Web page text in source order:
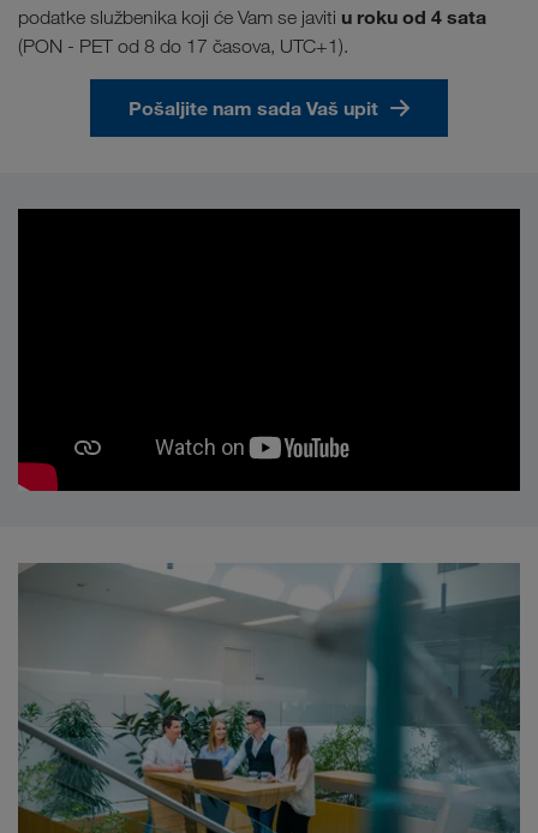
podatke službenika koji će Vam se javiti u roku od 4 sata
(PON - PET od 8 do 17 časova, UTC+1).
Pošaljite nam sada Vaš upit